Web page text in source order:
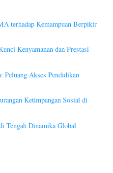
terhadap Kemampuan Berpikir
Kenyamanan dan Prestasi
Akses Pendidikan
Ketimpangan Sosial di
Tengah Dinamika Global